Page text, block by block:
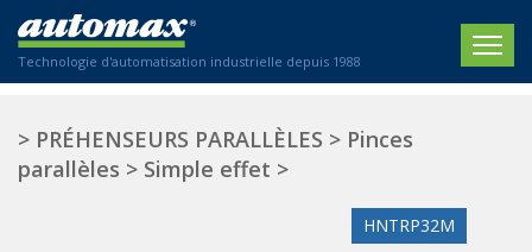
Technologie d'automatisation industrielle depuis 1988
ACCUEIL
SOCIÉTÉ
> PRÉHENSEURS PARALLÈLES > Pinces
parallèles > Simple effet >
HNTRP32M